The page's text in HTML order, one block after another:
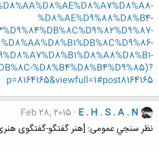
%D8%AE%D9%88%D8%B4-
%D8%AA%D8%B1%DB%8C%D9%86-
%D8%B4%D8%B4%D9%85)?
p=8164165&viewfull=1#post8164165
E . H . S . A . N
Feb 28, 2015
نظر سنجي عمومی: [هنر گفتگو-گفتگوی هنری] - 08 - عکاسی و